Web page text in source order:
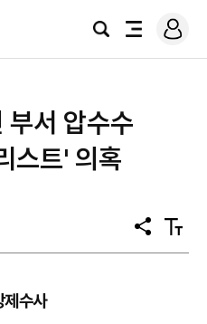
검
전
로
그
부서 압수수
스트' 의혹
공
유
텍
스
제수사